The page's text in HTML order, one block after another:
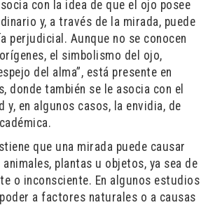
con la idea de que el ojo posee
y, a través de la mirada, puede
perjudicial. Aunque no se conocen
el simbolismo del ojo,
del alma”, está presente en
donde también se le asocia con el
y, en algunos casos, la envidia, de
que una mirada puede causar
animales, plantas u objetos, ya sea de
o inconsciente. En algunos estudios
a factores naturales o a causas